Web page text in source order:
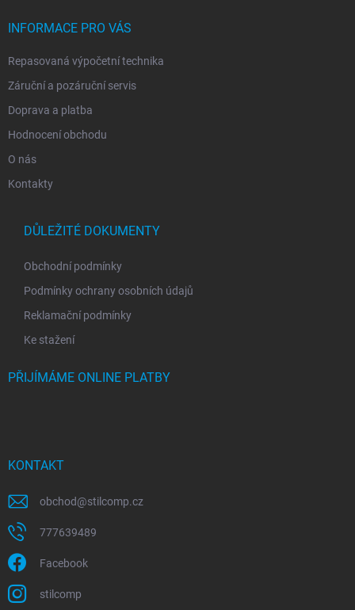
INFORMACE PRO VÁS
Repasovaná výpočetní technika
Záruční a pozáruční servis
Doprava a platba
Hodnocení obchodu
O nás
Kontakty
DŮLEŽITÉ DOKUMENTY
Obchodní podmínky
Podmínky ochrany osobních údajů
Reklamační podmínky
Ke stažení
PŘIJÍMÁME ONLINE PLATBY
KONTAKT
obchod@stilcomp.cz
777639489
Facebook
stilcomp